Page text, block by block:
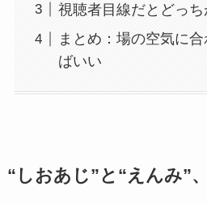
視聴者目線だとどっち
まとめ：場の空気に
ばいい
“しおあじ”と “えんみ”